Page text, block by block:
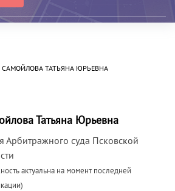
САМОЙЛОВА ТАТЬЯНА ЮРЬЕВНА
Татьяна Юрьевна
Арбитражного суда Псковской
актуальна на момент последней